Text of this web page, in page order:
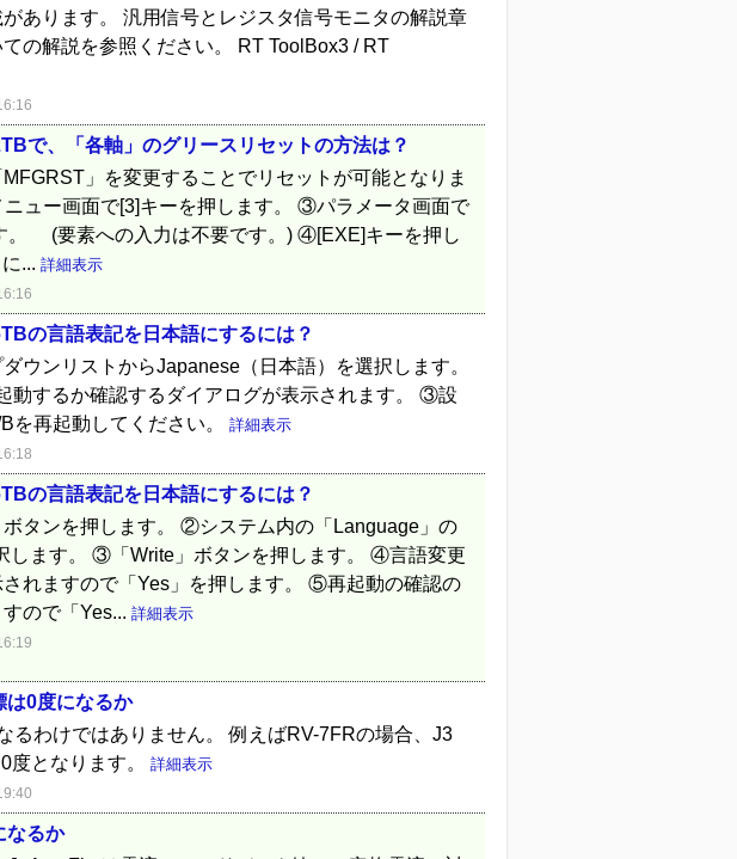
あります。 汎用信号とレジスタ信号モニタの解説章
の解説を参照ください。 RT ToolBox3 / RT
で、「各軸」のグリースリセットの方法は？
」を変更することでリセットが可能となりま
ュー画面で[3]キーを押します。 ③パラメータ画面で
。 (要素への入力は不要です。) ④[EXE]キーを押し
... 詳細表示
の言語表記を日本語にするには？
ウンリストからJapanese（日本語）を選択します。
動するか確認するダイアログが表示されます。 ③設
を再起動してください。
詳細表示
の言語表記を日本語にするには？
タンを押します。 ②システム内の「Language」の
します。 ③「Write」ボタンを押します。 ④言語変更
れますので「Yes」を押します。 ⑤再起動の確認の
ので「Yes... 詳細表示
0度になるか
るわけではありません。 例えばRV-7FRの場合、J3
度となります。 詳細表示
なるか